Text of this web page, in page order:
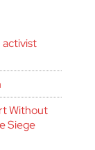
activist
Without
Siege